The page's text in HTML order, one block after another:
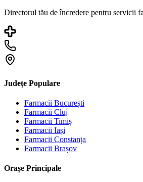
Directorul tău de încredere pentru servicii
Județe Populare
Farmacii București
Farmacii Cluj
Farmacii Timiș
Farmacii Iași
Farmacii Constanța
Farmacii Brașov
Orașe Principale